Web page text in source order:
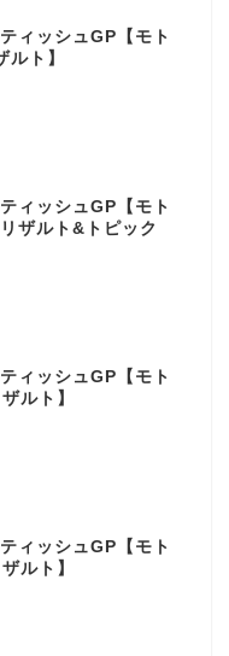
ィッシュGP【モト
ルト】
ィッシュGP【モト
ザルト&トピック
ィッシュGP【モト
ルト】
ィッシュGP【モト
ルト】